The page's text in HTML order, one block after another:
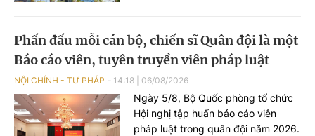
Phấn đấu mỗi cán bộ, chiến sĩ Quân đội là một
Báo cáo viên, tuyên truyền viên pháp luật
NỘI CHÍNH - TƯ PHÁP 14:18 06/08/2026
Ngày 5/8, Bộ Quốc phòng tổ chức
Hội nghị tập huấn báo cáo viên
pháp luật trong quân đội năm 2026.